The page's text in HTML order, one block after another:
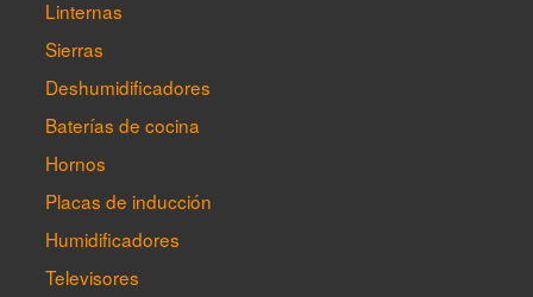
Linternas
Sierras
Deshumidificadores
Baterías de cocina
Hornos
Placas de inducción
Humidificadores
Televisores